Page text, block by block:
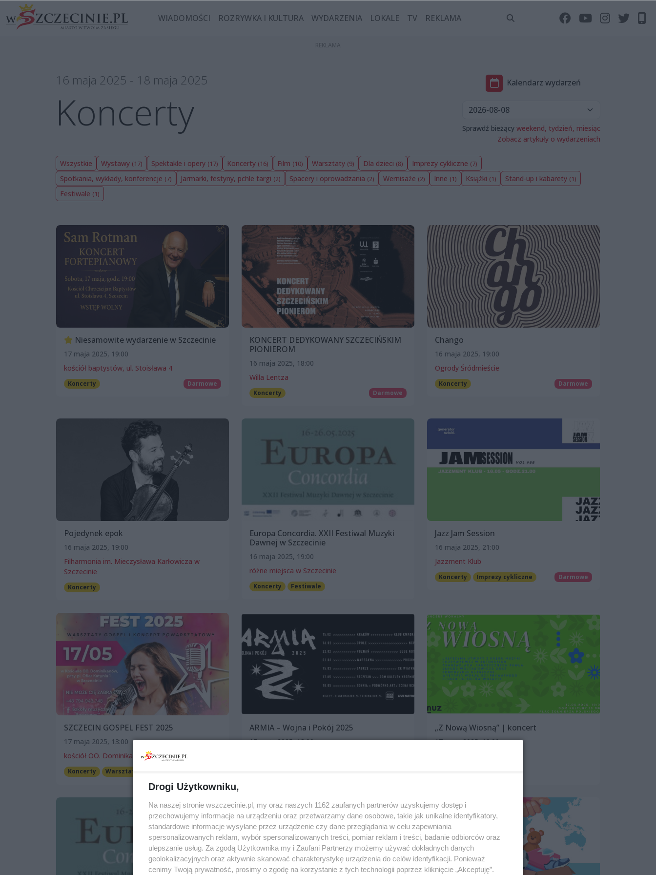
WIADOMOŚCI ROZRYWKA I KULTURA WYDARZENIA LOKALE TV REKLAMA
16 maja 2025 - 18 maja 2025
Koncerty
Kalendarz wydarzeń
Sprawdź bieżący weekend, tydzień, miesiąc
Zobacz artykuły o wydarzeniach
Wszystkie Wystawy (17) Spektakle i opery (17) Koncerty (16) Film (10) Warsztaty (9) Dla dzieci (8) Imprezy cykliczne (7)
Spotkania, wykłady, konferencje (7) Jarmarki, festyny, pchle targi (2) Spacery i oprowadzania (2) Wernisaże (2) Inne (1) Książki (1) Stand-up i kabarety (1)
Festiwale (1)
Niesamowite wydarzenie w Szczecinie
17 maja 2025, 19:00
kościół baptystów, ul. Stoisława 4
Koncerty Darmowe
KONCERT DEDYKOWANY SZCZECIŃSKIM
PIONIEROM
16 maja 2025, 18:00
Willa Lentza
Koncerty Darmowe
Chango
16 maja 2025, 19:00
Ogrody Śródmieście
Koncerty Darmowe
Pojedynek epok
16 maja 2025, 19:00
Filharmonia im. Mieczysława Karłowicza w
Szczecinie
Koncerty
Europa Concordia. XXII Festiwal Muzyki
Dawnej w Szczecinie
16 maja 2025, 19:00
różne miejsca w Szczecinie
Koncerty Festiwale
Jazz Jam Session
16 maja 2025, 21:00
Jazzment Klub
Koncerty Imprezy cykliczne Darmowe
SZCZECIN GOSPEL FEST 2025
17 maja 2025, 13:00
kościół OO. Dominikanówul. Ofiar Katynia 1
Koncerty Warsztaty
ARMIA – Wojna i Pokój 2025
17 maja 2025, 18:00
„Z Nową Wiosną” | koncert
17 maja 2025, 19:00
Drogi Użytkowniku,
Na naszej stronie wszczecinie.pl, my oraz naszych 1162 zaufanych partnerów uzyskujemy dostęp i
przechowujemy informacje na urządzeniu oraz przetwarzamy dane osobowe, takie jak unikalne identyfikatory,
standardowe informacje wysyłane przez urządzenie czy dane przeglądania w celu zapewniania
spersonalizowanych reklam, wybór spersonalizowanych treści, pomiar reklam i treści, badanie odbiorców oraz
ulepszanie usług. Za zgodą Użytkownika my i Zaufani Partnerzy możemy używać dokładnych danych
geolokalizacyjnych oraz aktywnie skanować charakterystykę urządzenia do celów identyfikacji. Ponieważ
cenimy Twoją prywatność, prosimy o zgodę na korzystanie z tych technologii poprzez kliknięcie „Akceptuję”.